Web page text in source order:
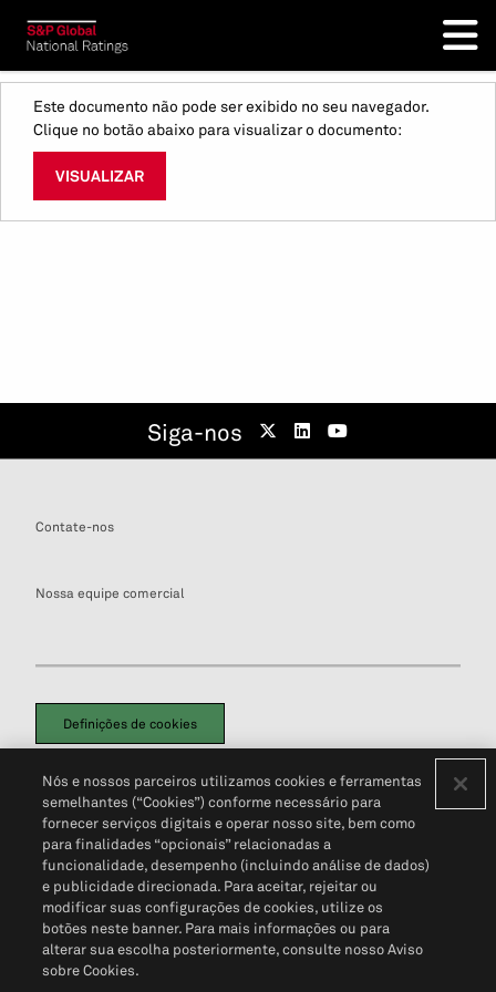
Este documento não pode ser exibido no seu navegador.
Clique no botão abaixo para visualizar o documento:
VISUALIZAR
Siga-nos
Contate-nos
Nossa equipe comercial
Definições de cookies
Política de PrivacidadePortal de privacidade do cliente (em inglês)
Não Venda Minhas Informações Pessoais© 2026 S&P Global
Nós e nossos parceiros utilizamos cookies e ferramentas
semelhantes (“Cookies”) conforme necessário para
fornecer serviços digitais e operar nosso site, bem como
para finalidades “opcionais” relacionadas a
funcionalidade, desempenho (incluindo análise de dados)
e publicidade direcionada. Para aceitar, rejeitar ou
modificar suas configurações de cookies, utilize os
botões neste banner. Para mais informações ou para
alterar sua escolha posteriormente, consulte nosso Aviso
sobre Cookies.